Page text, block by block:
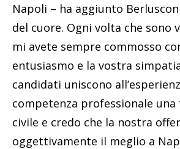
Napoli – ha aggiunto
del cuore. Ogni volta che sono
mi avete sempre commosso
entusiasmo e la vostra
candidati uniscono
competenza professionale
civile e credo che la nostra
oggettivamente il meglio a